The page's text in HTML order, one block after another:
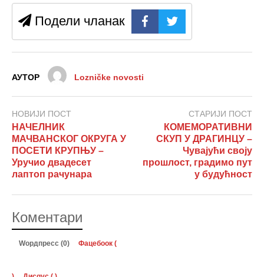
Подели чланак
АУТОР Lozničke novosti
НОВИЈИ ПОСТ
НАЧЕЛНИК
МАЧВАНСКОГ ОКРУГА У
ПОСЕТИ КРУПЊУ –
Уручио двадесет
лаптоп рачунара
СТАРИЈИ ПОСТ
КОМЕМОРАТИВНИ
СКУП У ДРАГИНЦУ –
Чувајући своју
прошлост, градимо пут
у будућност
Коментари
Wордпресс (0) Фацебоок (